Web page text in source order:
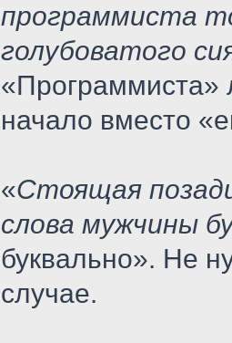
программиста
голубоватого
«Программиста»
начало вместо
«Стоящая
слова мужчины
буквально». Не
случае.